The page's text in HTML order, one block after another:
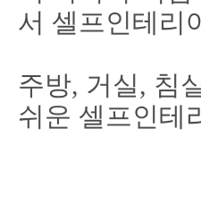
서 셀프인테리
주방, 거실, 침
쉬운 셀프인테